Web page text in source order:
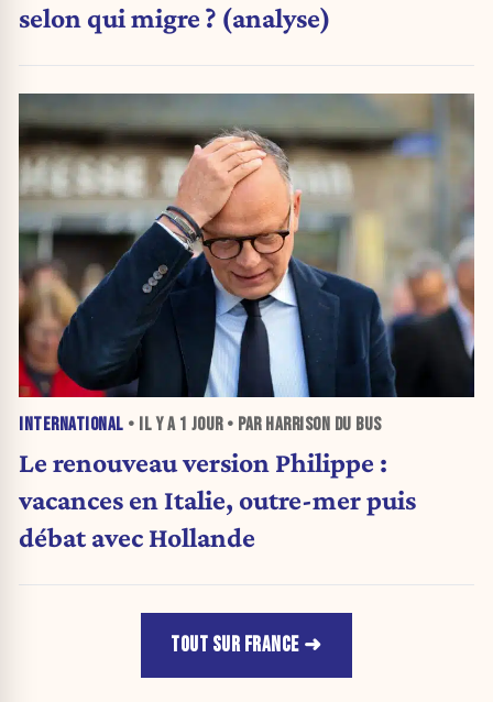
selon qui migre ? (analyse)
INTERNATIONAL • IL Y A 1 JOUR• PAR HARRISON DU BUS
Le renouveau version Philippe :
vacances en Italie, outre-mer puis
débat avec Hollande
TOUT SUR FRANCE